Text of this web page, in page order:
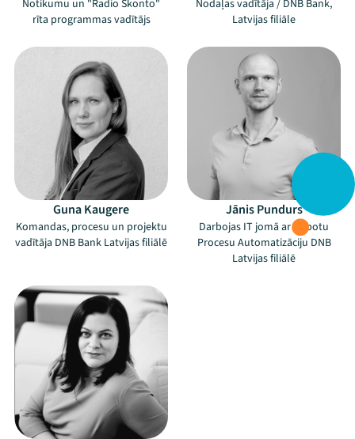
Notikumu un "Radio Skonto"
rīta programmas vadītājs
Nodaļas vadītāja / DNB Bank,
Latvijas filiāle
Guna Kaugere
Komandas, procesu un projektu
vadītāja DNB Bank Latvijas filiālē
Jānis Pundurs
Darbojas IT jomā ar Robotu
Procesu Automatizāciju DNB
Latvijas filiālē